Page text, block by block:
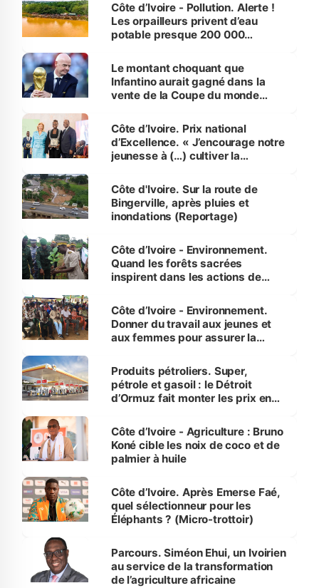
Côte d’Ivoire - Pollution. Alerte !
Les orpailleurs privent d’eau
potable presque 200 000
Le montant choquant que
Infantino aurait gagné dans la
vente de la Coupe du monde
Côte d’Ivoire. Prix national
d’Excellence. « J’encourage notre
jeunesse à (…) cultiver la
(Alassane Ouattara
Côte d'Ivoire. Sur la route de
Bingerville, après pluies et
inondations (Reportage)
Côte d’Ivoire - Environnement.
Quand les forêts sacrées
inspirent dans les actions de
Côte d’Ivoire - Environnement.
Donner du travail aux jeunes et
aux femmes pour assurer la
menacées
Produits pétroliers. Super,
pétrole et gasoil : le Détroit
d’Ormuz fait monter les prix en
Côte d’Ivoire - Agriculture : Bruno
Koné cible les noix de coco et de
palmier à huile
Côte d’Ivoire. Après Emerse Faé,
quel sélectionneur pour les
Éléphants ? (Micro-trottoir)
Parcours. Siméon Ehui, un Ivoirien
au service de la transformation
de l’agriculture africaine